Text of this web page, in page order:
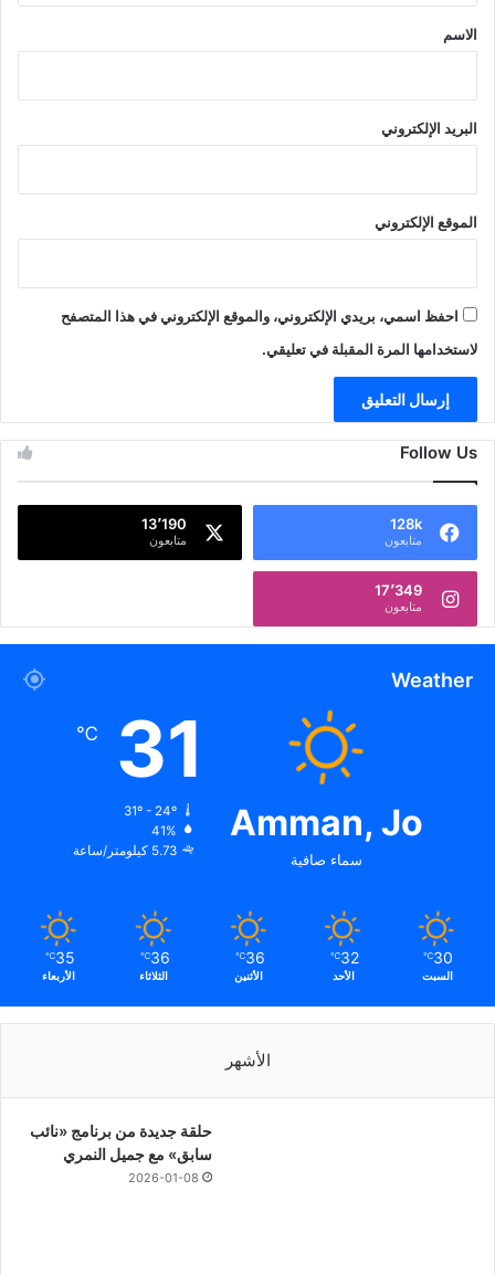
*
الاسم
البريد الإلكتروني
الموقع الإلكتروني
احفظ اسمي، بريدي الإلكتروني، والموقع الإلكتروني في هذا المتصفح
لاستخدامها المرة المقبلة في تعليقي.
Follow Us
128k
متابعون
13٬190
متابعون
17٬349
متابعون
Weather
Amman, Jo
سماء صافية
31
℃
31º - 24º
41%
5.73 كيلومتر/ساعة
30
℃
السبت
32
℃
الأحد
36
℃
الأثنين
36
℃
الثلاثاء
35
℃
الأربعاء
الأشهر
حلقة جديدة من برنامج «نائب
سابق» مع جميل النمري
2026-01-08